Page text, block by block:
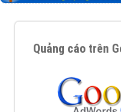
Quảng cáo trên